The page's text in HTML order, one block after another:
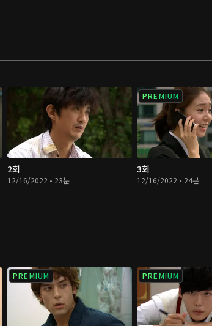
2회
12/16/2022 • 23분
PREMIUM
3회
12/16/2022 • 24분
PREMIUM PREMIUM